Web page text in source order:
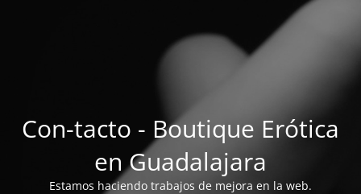
Con-tacto - Boutique Erótica
en Guadalajara
Estamos haciendo trabajos de mejora en la web.